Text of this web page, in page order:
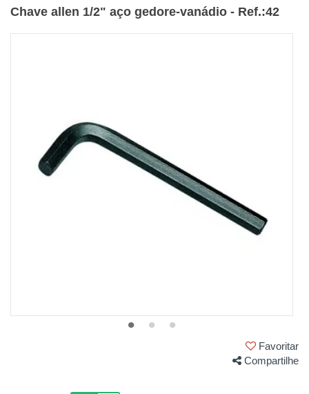
Chave allen 1/2" aço gedore-vanádio - Ref.:42
Favoritar
Compartilhe